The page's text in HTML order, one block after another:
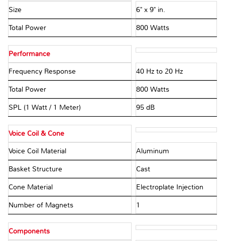
Size 6" x 9" in.
Total Power 800 Watts
Performance
Frequency Response 40 Hz to 20 Hz
Total Power 800 Watts
SPL (1 Watt / 1 Meter) 95 dB
Voice Coil & Cone
Voice Coil Material Aluminum
Basket Structure Cast
Cone Material Electroplate Injection
Number of Magnets 1
Components